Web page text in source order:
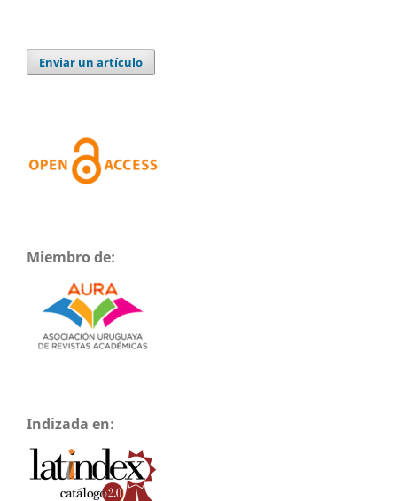
Enviar un artículo
Miembro de:
Indizada en: